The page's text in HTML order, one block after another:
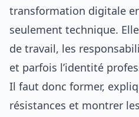
transformation digitale
seulement technique.
de travail, les
et parfois l’identité
Il faut donc former,
résistances et montrer